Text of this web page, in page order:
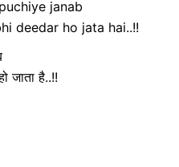
janab
deedar ho jata hai..!!
जाता है..!!